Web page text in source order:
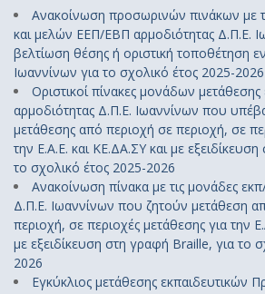
Ανακοίνωση προσωρινών πινάκων με
και μελών ΕΕΠ/ΕΒΠ αρμοδιότητας Δ.Π.Ε.
βελτίωση θέσης ή οριστική τοποθέτηση
Ιωαννίνων για το σχολικό έτος 2025-2026
Οριστικοί πίνακες μονάδων
αρμοδιότητας Δ.Π.Ε. Ιωαννίνων που
μετάθεσης από περιοχή σε περιοχή, σε
την Ε.Α.Ε. και ΚΕ.ΔΑ.ΣΥ και με
το σχολικό έτος 2025-2026
Ανακοίνωση πίνακα με τις μονάδες
Δ.Π.Ε. Ιωαννίνων που ζητούν μετάθεση
περιοχή, σε περιοχές μετάθεσης για την
με εξειδίκευση στη γραφή Braille, για το
2026
Εγκύκλιος μετάθεσης εκπαιδευτικών